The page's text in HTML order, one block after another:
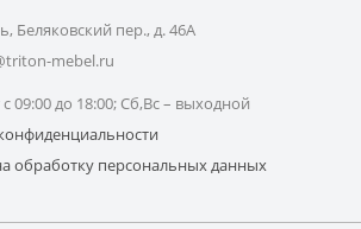
Беляковский пер., д. 46А
mebel.ru
09:00 до 18:00; Сб,Вс – выходной
обработку персональных данных